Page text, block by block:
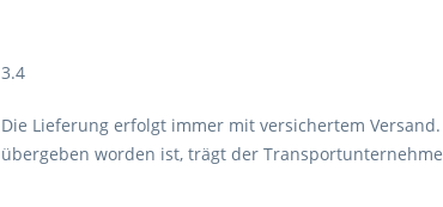
3.4
Die Lieferung erfolgt immer mit versichertem
übergeben worden ist, trägt der